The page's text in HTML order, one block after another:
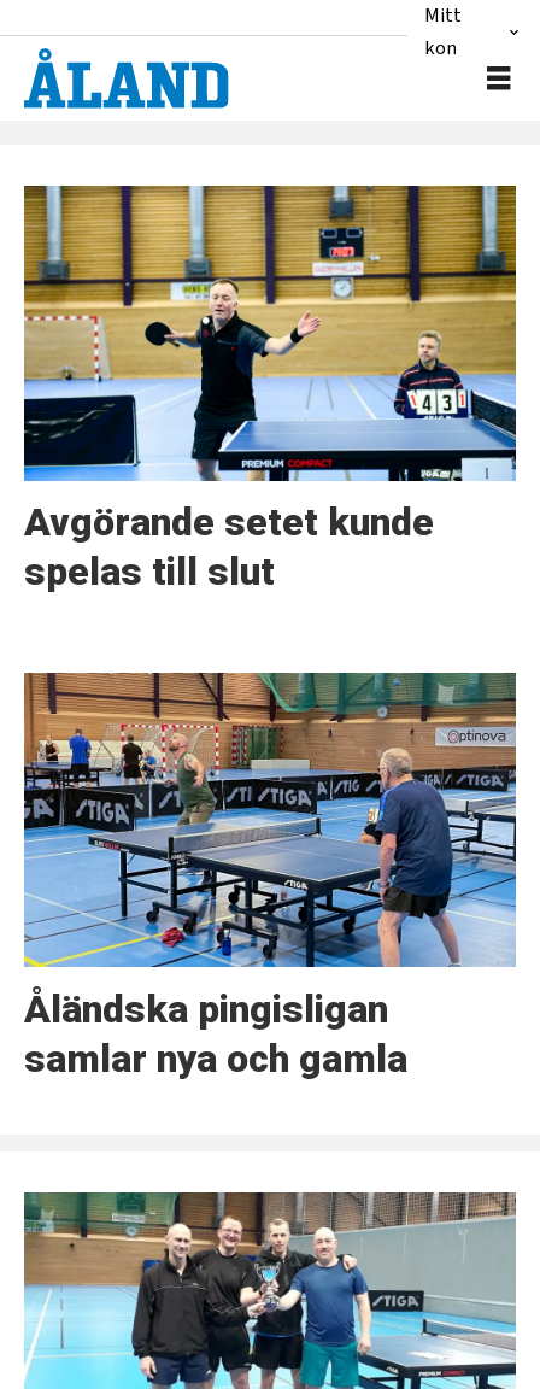
Mitt
konto
Tag:
pingisligan
Avgörande setet kunde
spelas till slut
Åländska pingisligan
samlar nya och gamla